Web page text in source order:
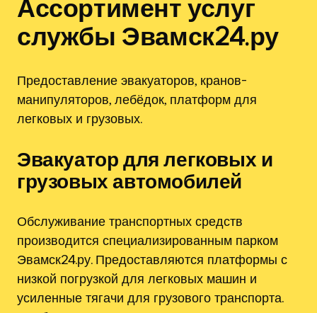
Ассортимент услуг
службы Эвамск24.ру
Предоставление эвакуаторов, кранов-
манипуляторов, лебёдок, платформ для
легковых и грузовых.
Эвакуатор для легковых и
грузовых автомобилей
Обслуживание транспортных средств
производится специализированным парком
Эвамск24.ру. Предоставляются платформы с
низкой погрузкой для легковых машин и
усиленные тягачи для грузового транспорта.